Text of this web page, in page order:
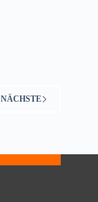
NÄCHSTE